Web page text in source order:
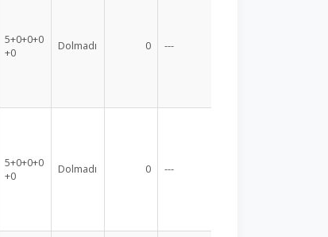
5+0+0+0
+0
Dolmadı 0 ---
5+0+0+0
+0
Dolmadı 0 ---